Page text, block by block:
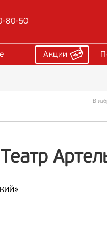
80-50
Акции
В